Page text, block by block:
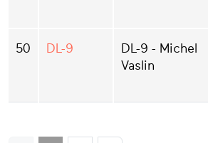
50 DL-9
DL-9 - Michel
Vaslin